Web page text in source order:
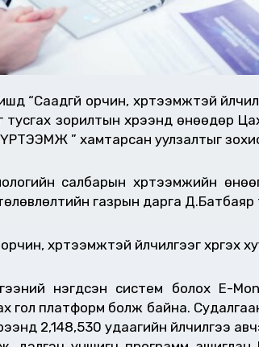
“Саадгүй орчин, хүртээмжтэй
тусгах зорилтын хүрээнд өнөөдөр
” хамтарсан уулзалтыг
салбарын хүртээмжийн
газрын дарга Д.Батбаяр
хүртээмжтэй үйлчилгээг хүргэх
нэгдсэн систем болох E-
авах гол платформ болж байна.
2,148,530 удаагийн үйлчилгээ